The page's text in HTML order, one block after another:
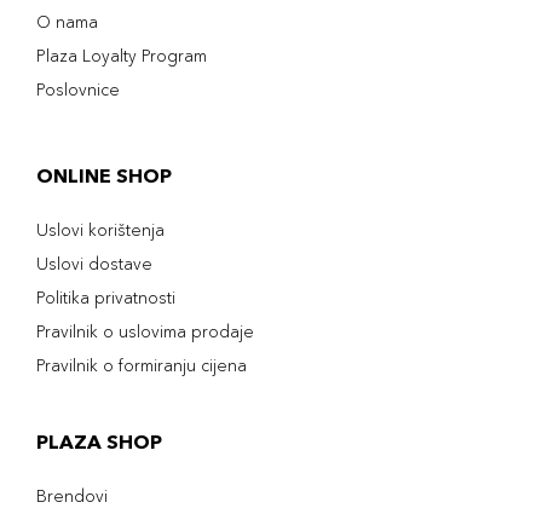
O nama
Plaza Loyalty Program
Poslovnice
ONLINE SHOP
Uslovi korištenja
Uslovi dostave
Politika privatnosti
Pravilnik o uslovima prodaje
Pravilnik o formiranju cijena
PLAZA SHOP
Brendovi